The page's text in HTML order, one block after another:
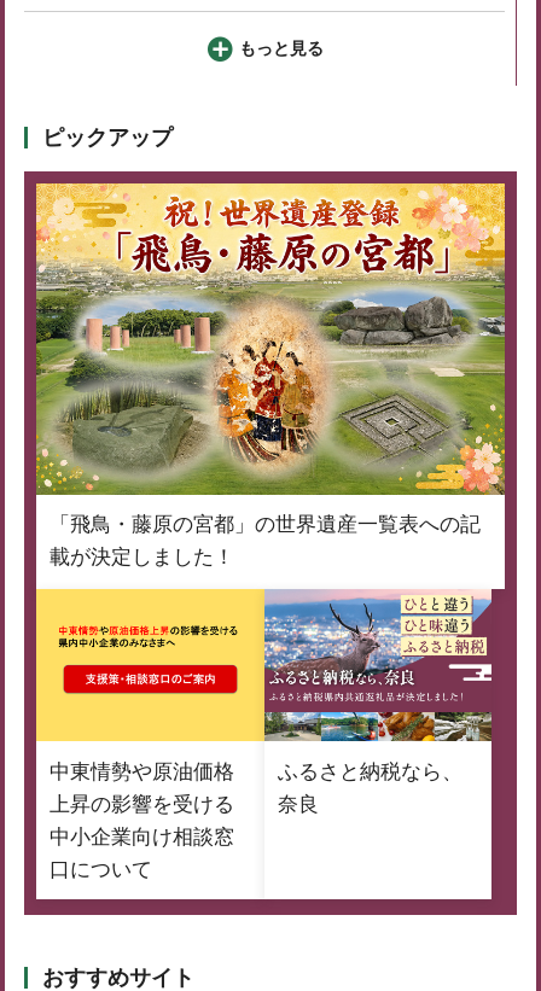
もっと見る
ピックアップ
「飛鳥・藤原の宮都」の世界遺産一覧表への記
載が決定しました！
中東情勢や原油価格
上昇の影響を受ける
中小企業向け相談窓
口について
ふるさと納税なら、
奈良
おすすめサイト